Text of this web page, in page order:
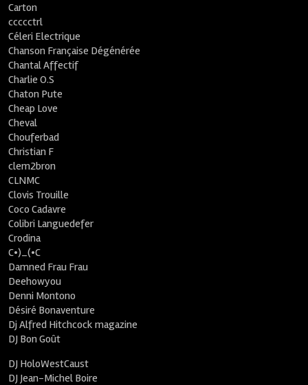
Carton
ccccctrl
Céleri Electrique
Chanson Française Dégénérée
Chantal Affectif
Charlie O.S
Chaton Pute
Cheap Love
Cheval
Chouferbad
Christian F
clem2bron
CLNMC
Clovis Trouille
Coco Cadavre
Colibri Languedefer
Crodina
C•)_(•C
Damned Frau Frau
Deehowyou
Denni Montono
Désiré Bonaventure
Dj Alfred Hitchcock magazine
DJ Bon Goût
DJ HoloWestCaust
DJ Jean-Michel Boire